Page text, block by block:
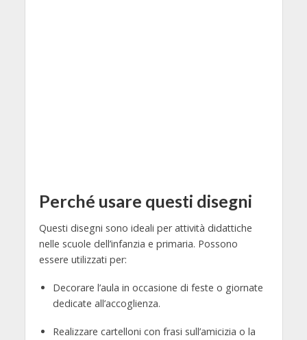
Perché usare questi disegni
Questi disegni sono ideali per attività didattiche
nelle scuole dell’infanzia e primaria. Possono
essere utilizzati per:
Decorare l’aula in occasione di feste o giornate
dedicate all’accoglienza.
Realizzare cartelloni con frasi sull’amicizia o la